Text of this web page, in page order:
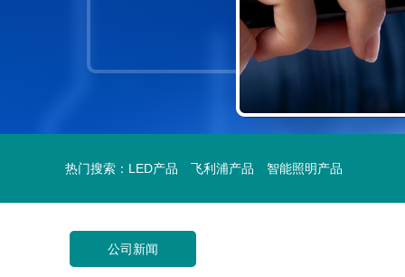
热门搜索： LED产品 飞利浦产品 智能照明产品
公司新闻